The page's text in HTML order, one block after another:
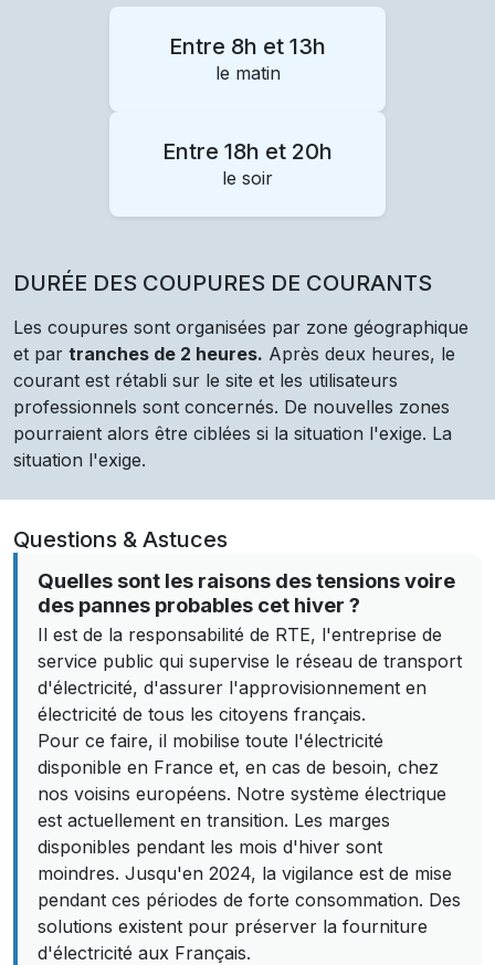
Entre 8h et 13h
le matin
Entre 18h et 20h
le soir
DURÉE DES COUPURES DE COURANTS
Les coupures sont organisées par zone géographique
et par tranches de 2 heures. Après deux heures, le
courant est rétabli sur le site et les utilisateurs
professionnels sont concernés. De nouvelles zones
pourraient alors être ciblées si la situation l'exige. La
situation l'exige.
Questions & Astuces
Quelles sont les raisons des tensions voire
des pannes probables cet hiver ?
Il est de la responsabilité de RTE, l'entreprise de
service public qui supervise le réseau de transport
d'électricité, d'assurer l'approvisionnement en
électricité de tous les citoyens français.
Pour ce faire, il mobilise toute l'électricité
disponible en France et, en cas de besoin, chez
nos voisins européens. Notre système électrique
est actuellement en transition. Les marges
disponibles pendant les mois d'hiver sont
moindres. Jusqu'en 2024, la vigilance est de mise
pendant ces périodes de forte consommation. Des
solutions existent pour préserver la fourniture
d'électricité aux Français.